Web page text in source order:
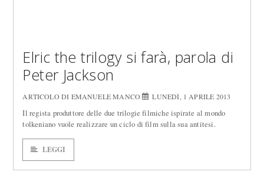
Elric the trilogy si farà, parola di
Peter Jackson
ARTICOLO DI EMANUELE MANCO LUNEDÌ, 1 APRILE 2013
Il regista produttore delle due trilogie filmiche ispirate al mondo
tolkeniano vuole realizzare un ciclo di film sulla sua antitesi.
LEGGI